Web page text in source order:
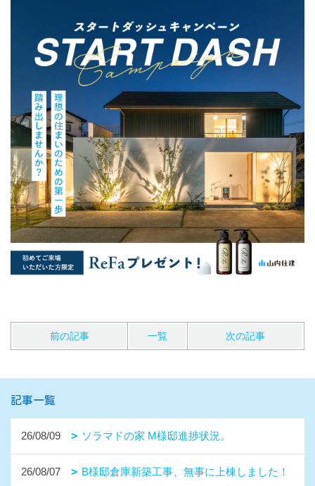
前の記事 一覧 次の記事
記事一覧
26/08/09 ソラマドの家 M様邸進捗状況。
26/08/07 B様邸倉庫新築工事、無事に上棟しました！